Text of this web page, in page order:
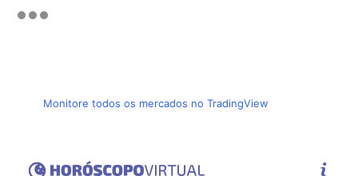
Monitore todos os mercados no TradingView